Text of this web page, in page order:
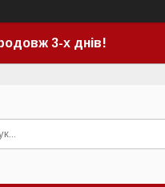
3-х днів!